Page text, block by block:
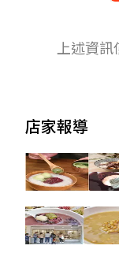
上述資
店家報導